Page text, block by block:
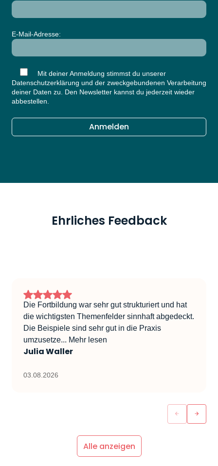
E-Mail-Adresse:
Mit deiner Anmeldung stimmst du unserer
Datenschutzerklärung und der zweckgebundenen Verarbeitung
deiner Daten zu. Den Newsletter kannst du jederzeit wieder
abbestellen.
Ehrliches Feedback
Die Fortbildung war sehr gut strukturiert und hat
die wichtigsten Themenfelder sinnhaft abgedeckt.
Die Beispiele sind sehr gut in die Praxis
umzusetze... Mehr lesen
Julia Waller
03.08.2026
Alle anzeigen